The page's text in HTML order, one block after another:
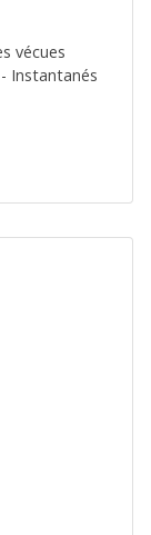
vécues
Instantanés